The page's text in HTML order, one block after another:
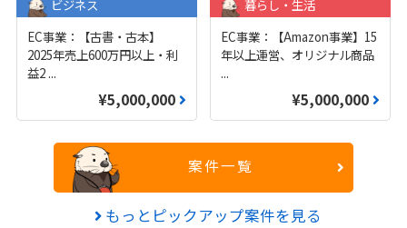
ビジネス
EC事業：【古書・古本】
2025年売上600万円以上・利
益2 ...
¥5,000,000
暮らし・生活
EC事業：【Amazon事業】15
年以上運営、オリジナル商品
...
¥5,000,000
案件一覧
もっとピックアップ案件を見る